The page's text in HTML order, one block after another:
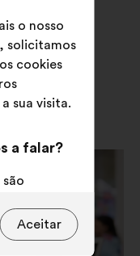
2024 a 4 de
o nosso
solicitamos
cookies
sua visita.
a falar?
são
Aceitar